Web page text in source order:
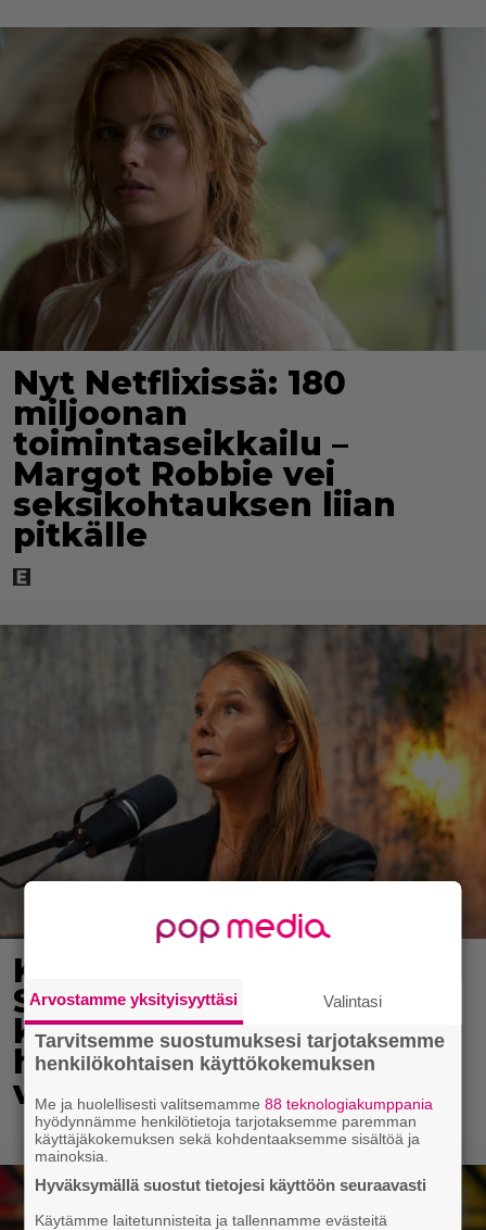
Nyt Netflixissä: 180
miljoonan
toimintaseikkailu –
Margot Robbie vei
seksikohtauksen liian
pitkälle
Karita Tykän ja Sami
Saikkosen rakkaus
kukoistaa – vähäpukeista
hempeilyä ja leveitä
virnistyksiä laiturilla
Arvostamme yksityisyyttäsi Valintasi
Tarvitsemme suostumuksesi tarjotaksemme
henkilökohtaisen käyttökokemuksen
Me ja huolellisesti valitsemamme88 teknologiakumppania
hyödynnämme henkilötietoja tarjotaksemme paremman
käyttäjäkokemuksen sekä kohdentaaksemme sisältöä ja
mainoksia.
Hyväksymällä suostut tietojesi käyttöön seuraavasti
Käytämme laitetunnisteita ja tallennamme evästeitä